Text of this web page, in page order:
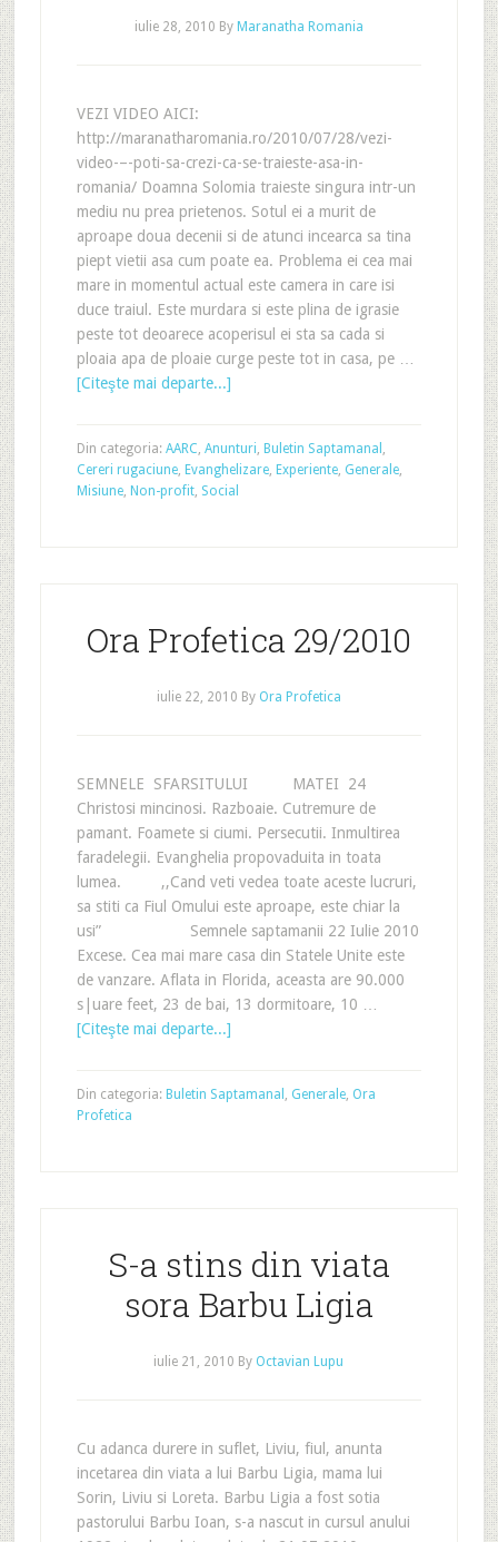
iulie 28, 2010 By Maranatha Romania
VEZI VIDEO AICI:
http://maranatharomania.ro/2010/07/28/vezi-
video-–-poti-sa-crezi-ca-se-traieste-asa-in-
romania/ Doamna Solomia traieste singura intr-un
mediu nu prea prietenos. Sotul ei a murit de
aproape doua decenii si de atunci incearca sa tina
piept vietii asa cum poate ea. Problema ei cea mai
mare in momentul actual este camera in care isi
duce traiul. Este murdara si este plina de igrasie
peste tot deoarece acoperisul ei sta sa cada si
ploaia apa de ploaie curge peste tot in casa, pe …
[Citeşte mai departe...]
Din categoria: AARC, Anunturi, Buletin Saptamanal ,
Cereri rugaciune, Evanghelizare, Experiente, Generale,
Misiune, Non-profit, Social
Ora Profetica 29/2010
iulie 22, 2010 By Ora Profetica
SEMNELE SFARSITULUI MATEI 24
Christosi mincinosi. Razboaie. Cutremure de
pamant. Foamete si ciumi. Persecutii. Inmultirea
faradelegii. Evanghelia propovaduita in toata
lumea. ,,Cand veti vedea toate aceste lucruri,
sa stiti ca Fiul Omului este aproape, este chiar la
usi” Semnele saptamanii 22 Iulie 2010
Excese. Cea mai mare casa din Statele Unite este
de vanzare. Aflata in Florida, aceasta are 90.000
s|uare feet, 23 de bai, 13 dormitoare, 10 …
[Citeşte mai departe...]
Din categoria: Buletin Saptamanal , Generale, Ora
Profetica
S-a stins din viata
sora Barbu Ligia
iulie 21, 2010 By Octavian Lupu
Cu adanca durere in suflet, Liviu, fiul, anunta
incetarea din viata a lui Barbu Ligia, mama lui
Sorin, Liviu si Loreta. Barbu Ligia a fost sotia
pastorului Barbu Ioan, s-a nascut in cursul anului